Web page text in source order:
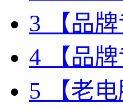
3 【品
4 【品
5 【老